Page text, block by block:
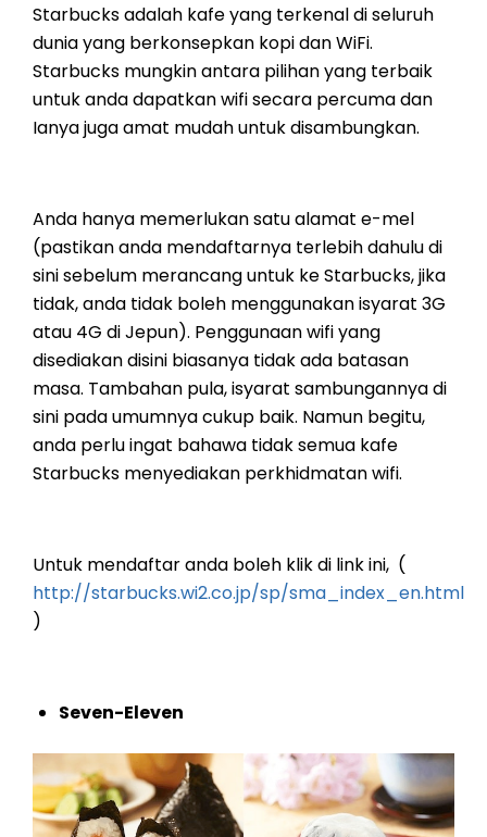
Starbucks adalah kafe yang terkenal di seluruh
dunia yang berkonsepkan kopi dan WiFi.
Starbucks mungkin antara pilihan yang terbaik
untuk anda dapatkan wifi secara percuma dan
Ianya juga amat mudah untuk disambungkan.
Anda hanya memerlukan satu alamat e-mel
(pastikan anda mendaftarnya terlebih dahulu di
sini sebelum merancang untuk ke Starbucks, jika
tidak, anda tidak boleh menggunakan isyarat 3G
atau 4G di Jepun). Penggunaan wifi yang
disediakan disini biasanya tidak ada batasan
masa. Tambahan pula, isyarat sambungannya di
sini pada umumnya cukup baik. Namun begitu,
anda perlu ingat bahawa tidak semua kafe
Starbucks menyediakan perkhidmatan wifi.
Untuk mendaftar anda boleh klik di link ini, (
http://starbucks.wi2.co.jp/sp/sma_index_en.html
)
Seven-Eleven